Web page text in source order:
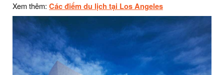
Xem thêm: Các điểm du lịch tại Los Angeles